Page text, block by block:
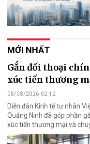
MỚI NHẤT
Gắn đối thoại
xúc tiến thương
08/08/2026 02:12
Diễn đàn Kinh tế tư nhân
Quảng Ninh đã góp phần
xúc tiến thương mại và